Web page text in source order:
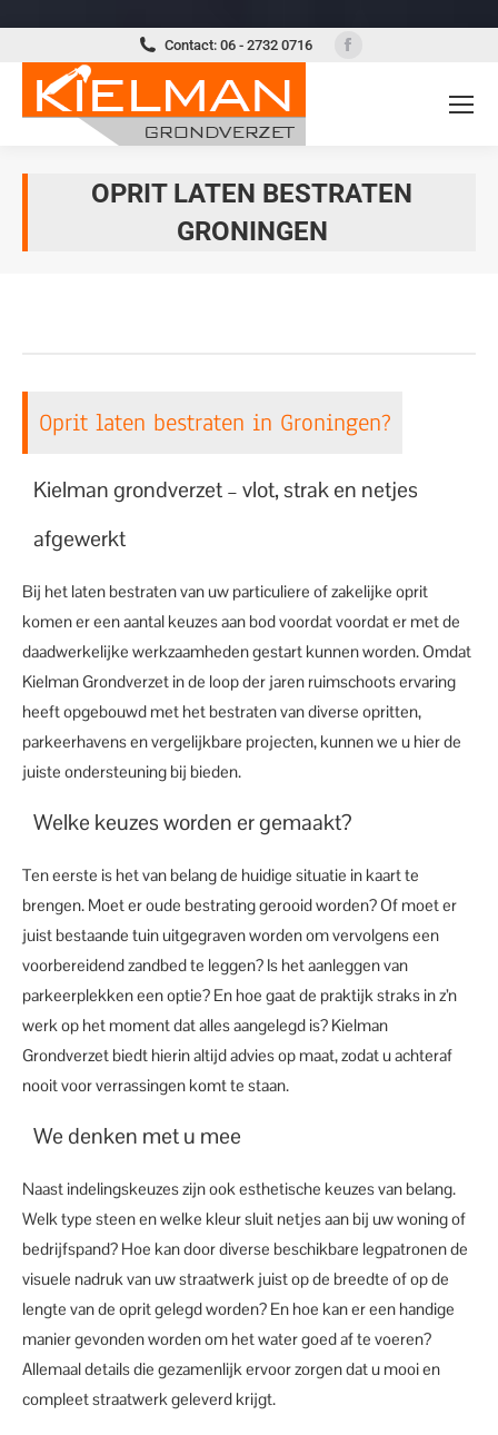
Contact: 06 - 2732 0716
window
OPRIT LATEN BESTRATEN
GRONINGEN
Oprit laten bestraten in Groningen?
Kielman grondverzet – vlot, strak en netjes
afgewerkt
Bij het laten bestraten van uw particuliere of zakelijke oprit
komen er een aantal keuzes aan bod voordat voordat er met de
daadwerkelijke werkzaamheden gestart kunnen worden. Omdat
Kielman Grondverzet in de loop der jaren ruimschoots ervaring
heeft opgebouwd met het bestraten van diverse opritten,
parkeerhavens en vergelijkbare projecten, kunnen we u hier de
juiste ondersteuning bij bieden.
Welke keuzes worden er gemaakt?
Ten eerste is het van belang de huidige situatie in kaart te
brengen. Moet er oude bestrating gerooid worden? Of moet er
juist bestaande tuin uitgegraven worden om vervolgens een
voorbereidend zandbed te leggen? Is het aanleggen van
parkeerplekken een optie? En hoe gaat de praktijk straks in z’n
werk op het moment dat alles aangelegd is? Kielman
Grondverzet biedt hierin altijd advies op maat, zodat u achteraf
nooit voor verrassingen komt te staan.
We denken met u mee
Naast indelingskeuzes zijn ook esthetische keuzes van belang.
Welk type steen en welke kleur sluit netjes aan bij uw woning of
bedrijfspand? Hoe kan door diverse beschikbare legpatronen de
visuele nadruk van uw straatwerk juist op de breedte of op de
lengte van de oprit gelegd worden? En hoe kan er een handige
manier gevonden worden om het water goed af te voeren?
Allemaal details die gezamenlijk ervoor zorgen dat u mooi en
compleet straatwerk geleverd krijgt.